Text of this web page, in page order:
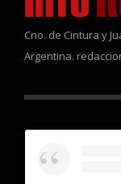
Cno. de Cintura y
Argentina.